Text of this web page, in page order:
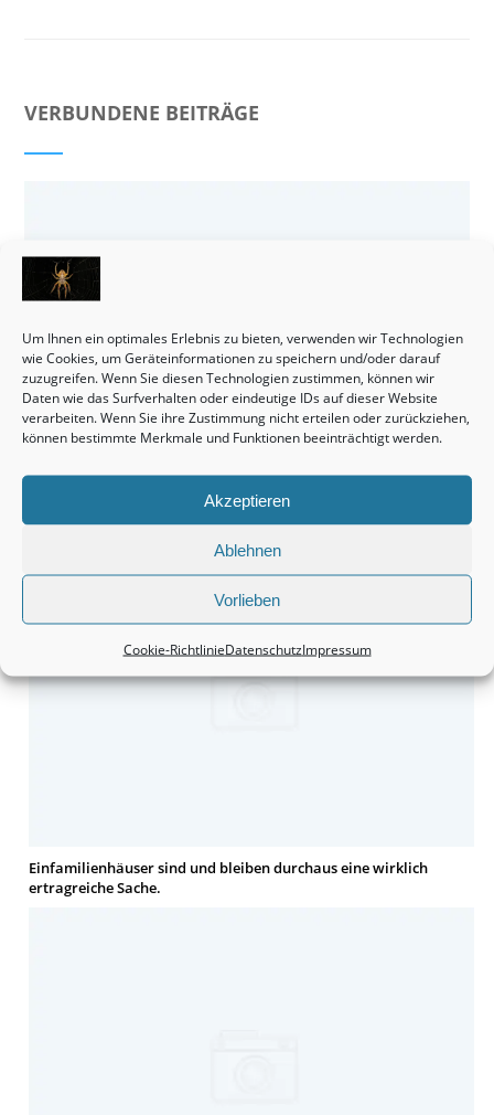
Um Ihnen ein optimales Erlebnis zu bieten, verwenden wir Technologien
wie Cookies, um Geräteinformationen zu speichern und/oder darauf
zuzugreifen. Wenn Sie diesen Technologien zustimmen, können wir
Daten wie das Surfverhalten oder eindeutige IDs auf dieser Website
verarbeiten. Wenn Sie ihre Zustimmung nicht erteilen oder zurückziehen,
können bestimmte Merkmale und Funktionen beeinträchtigt werden.
Akzeptieren
Ablehnen
Vorlieben
Cookie-RichtlinieDatenschutzImpressum
VERBUNDENE BEITRÄGE
Grundstücke sind durchaus eine interessante Anschaffung.
Einfamilienhäuser sind und bleiben durchaus eine wirklich
ertragreiche Sache.